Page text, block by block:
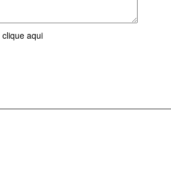
clique aqui